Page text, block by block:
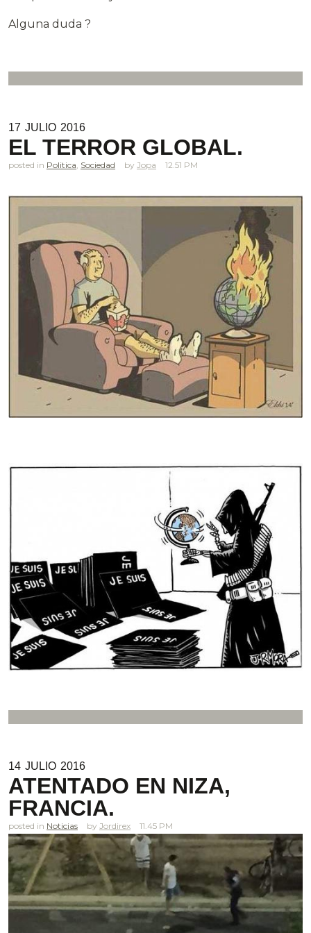
Alguna duda ?
17 JULIO 2016
EL TERROR GLOBAL.
posted in Politica, Sociedad Jopa 12.51 PM
14 JULIO 2016
ATENTADO EN NIZA,
FRANCIA.
posted in Noticias Jordirex 11.45 PM